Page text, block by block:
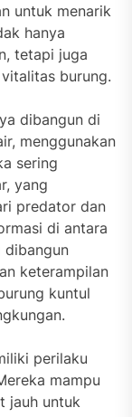
untuk menarik
hanya
tetapi juga
burung.
dibangun di
menggunakan
sering
yang
predator dan
di antara
dibangun
keterampilan
kuntul
perilaku
mampu
jauh untuk